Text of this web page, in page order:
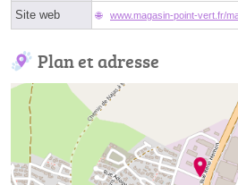
Site web www.magasin-point-vert.fr/
Plan et adresse